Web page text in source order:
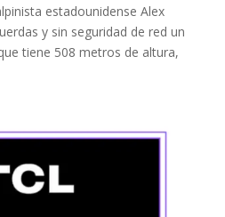
estadounidense Alex
y sin seguridad de red un
tiene 508 metros de altura,